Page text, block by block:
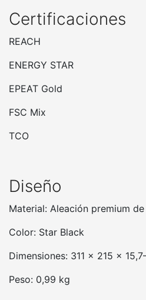
Certificaciones
REACH
ENERGY STAR
EPEAT Gold
FSC Mix
TCO
Diseño
Material: Aleación premium
Color: Star Black
Dimensiones: 311 x 215 x
Peso: 0,99 kg